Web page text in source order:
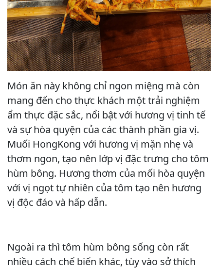
Món ăn này không chỉ ngon miệng mà còn
mang đến cho thực khách một trải nghiệm
ẩm thực đặc sắc, nổi bật với hương vị tinh tế
và sự hòa quyện của các thành phần gia vị.
Muối HongKong với hương vị mặn nhẹ và
thơm ngon, tạo nên lớp vị đặc trưng cho tôm
hùm bông. Hương thơm của mối hòa quyện
với vị ngọt tự nhiên của tôm tạo nên hương
vị độc đáo và hấp dẫn.
Ngoài ra thì tôm hùm bông sống còn rất
nhiều cách chế biến khác, tùy vào sở thích